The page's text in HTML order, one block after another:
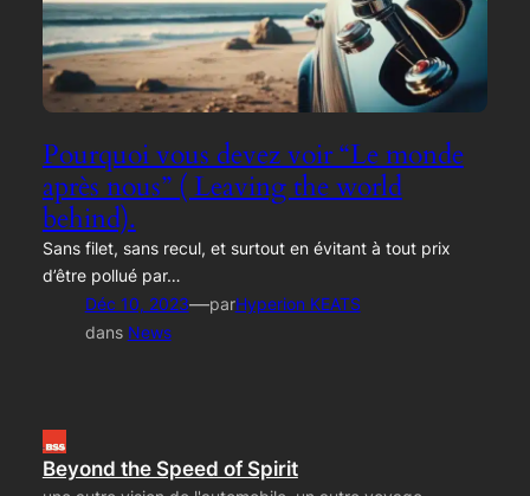
Pourquoi vous devez voir “Le monde
après nous” ( Leaving the world
behind).
Sans filet, sans recul, et surtout en évitant à tout prix
d’être pollué par…
Déc 10, 2023—parHyperion KEATS
dans News
Beyond the Speed of Spirit